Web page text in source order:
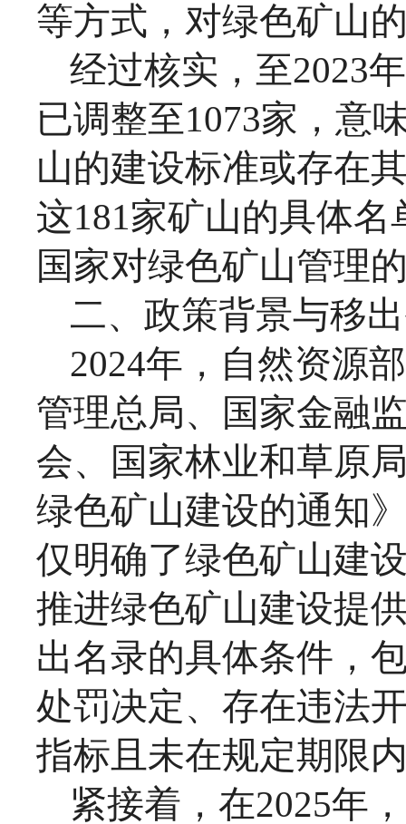
等方式，对绿色矿山
经过核实，至2023
已调整至1073家，意
山的建设标准或存在
这181家矿山的具体
国家对绿色矿山管理
二、政策背景与移
2024年，自然资源
管理总局、国家金融
会、国家林业和草原
绿色矿山建设的通知
仅明确了绿色矿山建
推进绿色矿山建设提
出名录的具体条件，
处罚决定、存在违法
指标且未在规定期限
紧接着，在2025年